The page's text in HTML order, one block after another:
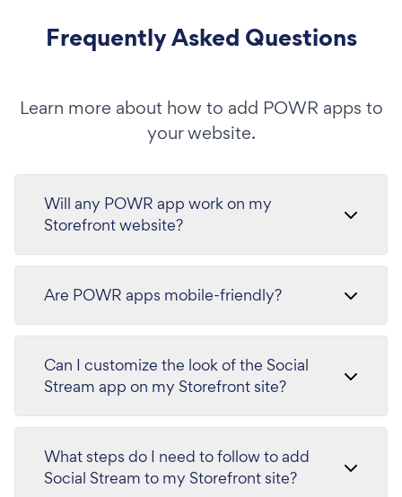
Frequently Asked Questions
Learn more about how to add POWR apps to
your website.
Will any POWR app work on my
Storefront website?
Are POWR apps mobile-friendly?
Can I customize the look of the Social
Stream app on my Storefront site?
What steps do I need to follow to add
Social Stream to my Storefront site?